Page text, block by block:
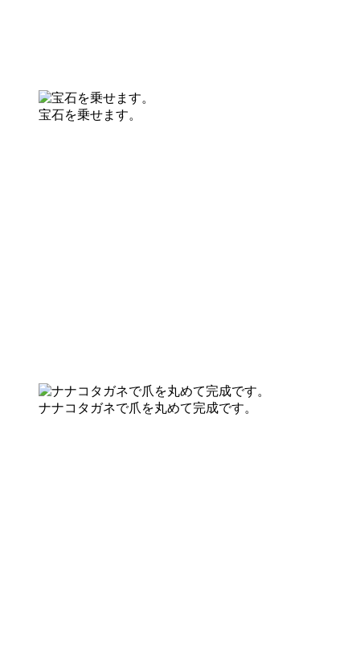
宝石を乗せます。
ナナコタガネで爪を丸めて完成です。